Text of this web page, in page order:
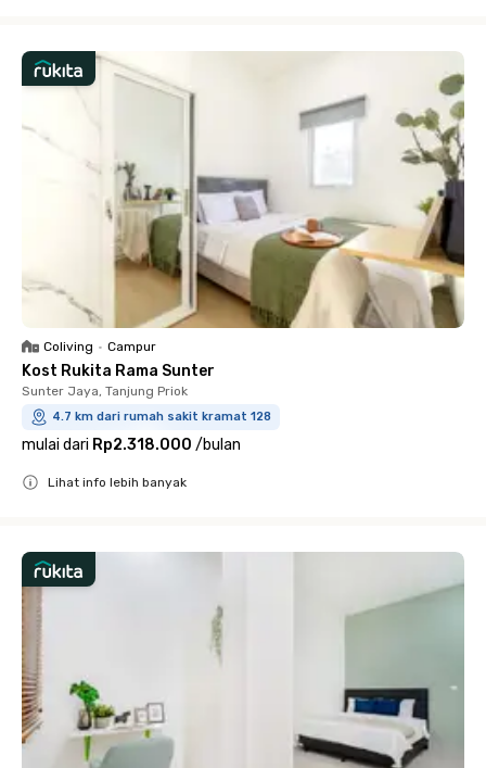
Coliving • Campur
Kost Rukita Rama Sunter
Sunter Jaya, Tanjung Priok
4.7 km dari rumah sakit kramat 128
mulai dari Rp2.318.000 /bulan
Lihat info lebih banyak